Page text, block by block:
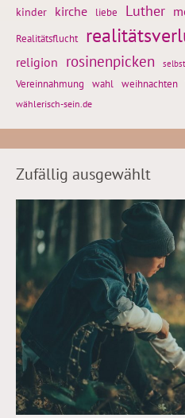
kinder kirche liebe Luther
Realitätsflucht
religion rosinenpicken
Vereinnahmung wahl weihnachten
wählerisch-sein.de
Zufällig ausgewählt